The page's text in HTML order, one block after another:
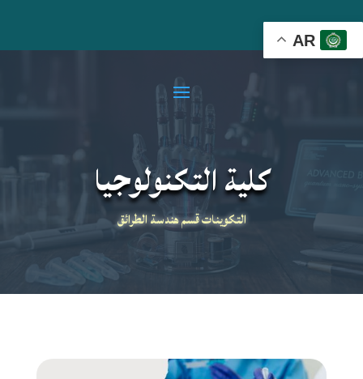
AR
كلية التكنولوجيا
التكوينات قسم هندسة الطرائق